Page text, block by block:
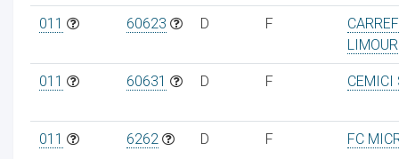
011 60623 D F
011 60631 D F CEMICI
011 6262 D F FC